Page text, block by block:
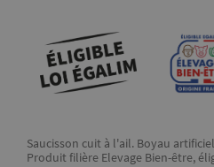
Saucisson cuit à l'ail. Boyau
Produit filière Elevage Bien-être,